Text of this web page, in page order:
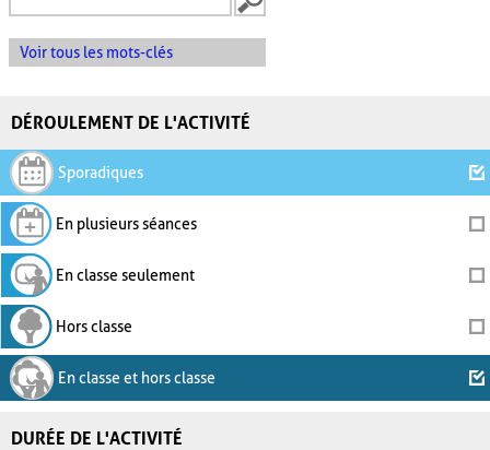
Voir tous les mots-clés
DÉROULEMENT DE L'ACTIVITÉ
Sporadiques
En plusieurs séances
En classe seulement
Hors classe
En classe et hors classe
DURÉE DE L'ACTIVITÉ